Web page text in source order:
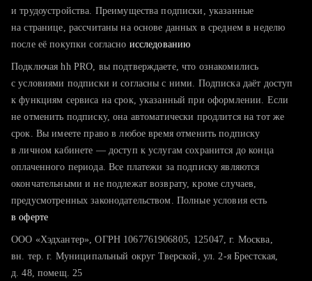
тратите много времени на поиск и вручную поднимаете
хотите сравнить себя с конкурентами и оценить шансы
и трудоустройства. Преимущества подписки, указанные
на странице, рассчитаны на основе данных в среднем в неделю
после её покупки согласно исследованию
Подключая hh PRO, вы подтверждаете, что ознакомились
с условиями подписки и согласны с ними. Подписка даёт доступ
к функциям сервиса на срок, указанный при оформлении. Если
не отменить подписку, она автоматически продлится на тот же
срок. Вы имеете право в любое время отменить подписку
в личном кабинете — доступ к услугам сохранится до конца
оплаченного периода. Все платежи за подписку являются
окончательными и не подлежат возврату, кроме случаев,
предусмотренных законодательством. Полные условия есть
в оферте
ООО «Хэдхантер», ОГРН 1067761906805, 125047, г. Москва,
вн. тер. г. Муниципальный округ Тверской, ул. 2-я Брестская,
д. 48, помещ. 25